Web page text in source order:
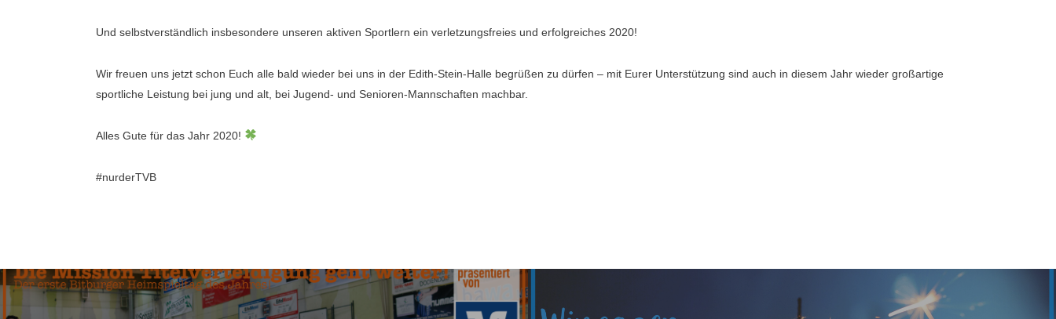
Und selbstverständlich insbesondere unseren aktiven Sportlern ein verletzungsfreies und erfolgreiches 2020!
Wir freuen uns jetzt schon Euch alle bald wieder bei uns in der Edith-Stein-Halle begrüßen zu dürfen – mit Eurer Unterstützung sind auch in diesem Jahr wieder großartige
sportliche Leistung bei jung und alt, bei Jugend- und Senioren-Mannschaften machbar.
Alles Gute für das Jahr 2020!
#nurderTVB